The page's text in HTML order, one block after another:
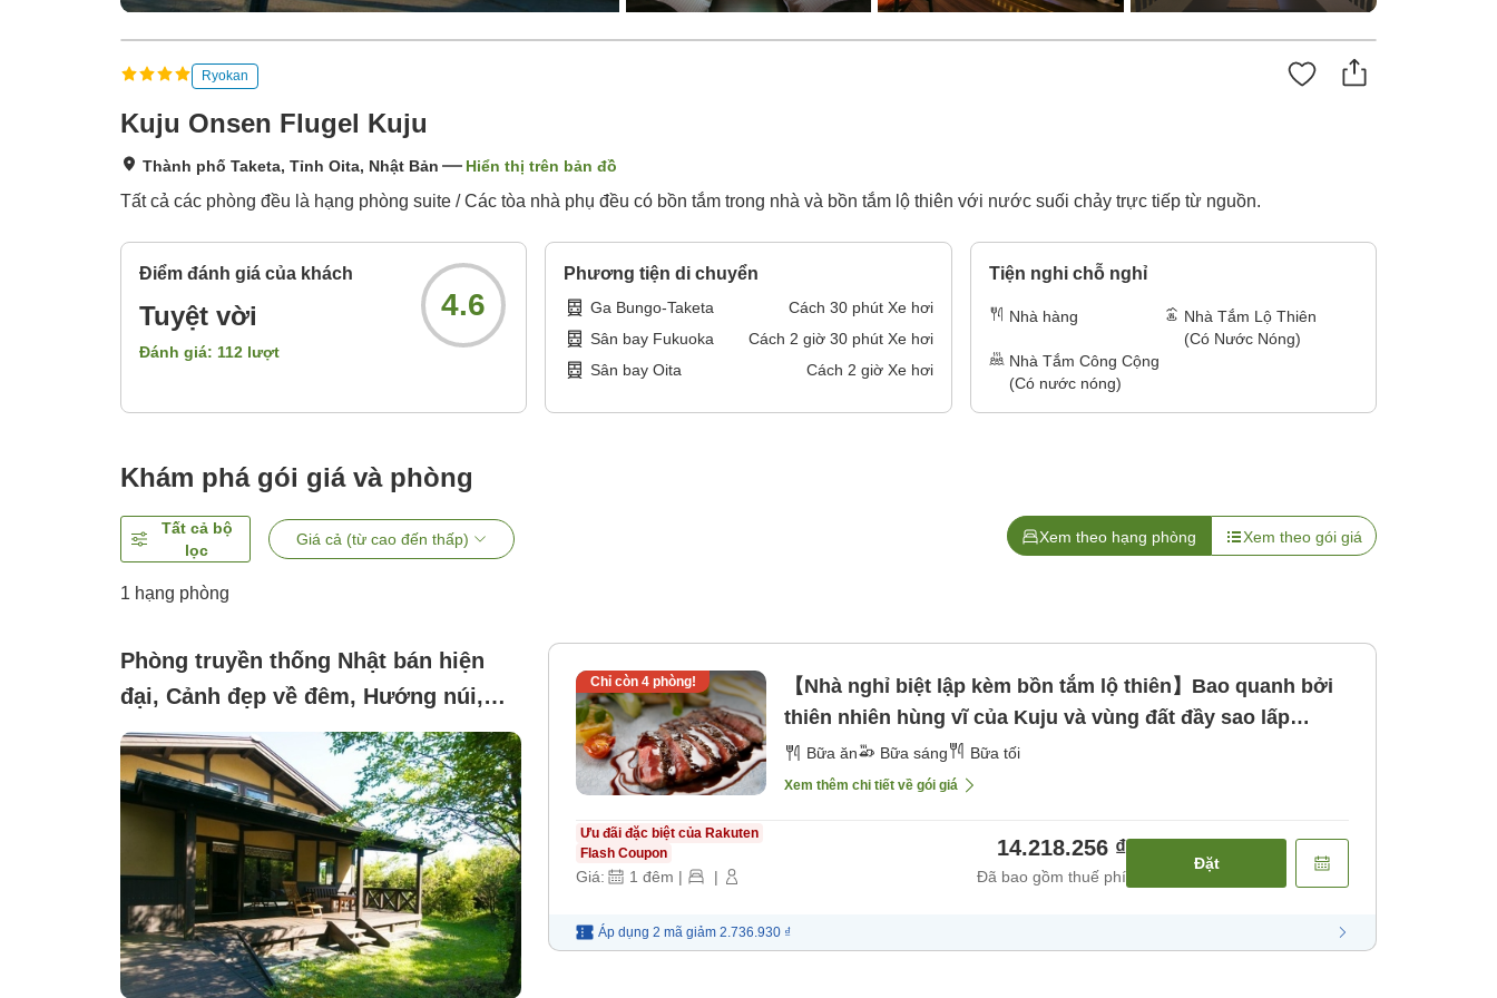
Ryokan
Kuju Onsen Flugel Kuju
Thành phố Taketa, Tỉnh Oita, Nhật Bản Hiển thị trên bản đồ
Tất cả các phòng đều là hạng phòng suite / Các tòa nhà phụ đều có bồn tắm trong nhà và bồn tắm lộ thiên với nước suối chảy trực tiếp từ nguồn.
Điểm đánh giá của khách
Tuyệt vời
Đánh giá: 112 lượt
4.6
Phương tiện di chuyển
Ga Bungo-Taketa Cách 30phút Xe hơi
Sân bay Fukuoka
Cách 2 giờ 30phút Xe hơi
Sân bay Oita
Cách 2 giờ Xe hơi
Tiện nghi chỗ nghỉ
Nhà hàng
Nhà Tắm Lộ Thiên
(Có Nước Nóng)
Nhà Tắm Công Cộng
(Có nước nóng)
Khám phá gói giá và phòng
Tất cả bộ
lọc
Giá cả (từ cao đến thấp) Xem theo hạng phòng Xem theo gói giá
1 hạng phòng
Phòng truyền thống Nhật bán hiện
đại, Cảnh đẹp về đêm, Hướng núi,
Không hút thuốc (moonlight)
Chỉ còn 4phòng!
【Nhà nghỉ biệt lập kèm bồn tắm lộ thiên】Bao quanh bởi
thiên nhiên hùng vĩ của Kuju và vùng đất đầy sao lấp
lánh... Kế hoạch bữa tối cao cấp [Bữa sáng] [Bữa tối]
Bữa ăn Bữa sáng Bữa tối
Xem thêm chi tiết về gói giá
Ưu đãi đặc biệt của Rakuten
Flash Coupon
Giá: 1 đêm | |
14.218.256 ₫
Đã bao gồm thuế phí
Đặt
Áp dụng 2 mã giảm 2.736.930 ₫